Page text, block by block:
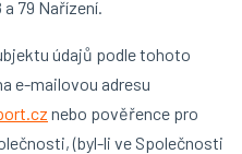
79 Nařízení.
údajů podle tohoto
e-mailovou adresu
nebo pověřence pro
(byl-li ve Společnosti